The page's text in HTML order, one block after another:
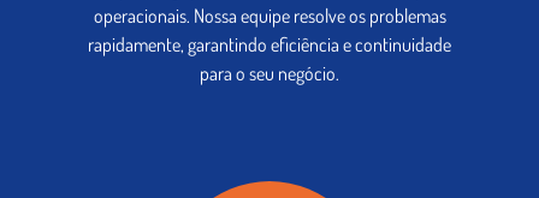
operacionais. Nossa equipe resolve os problemas
rapidamente, garantindo eficiência e continuidade
para o seu negócio.